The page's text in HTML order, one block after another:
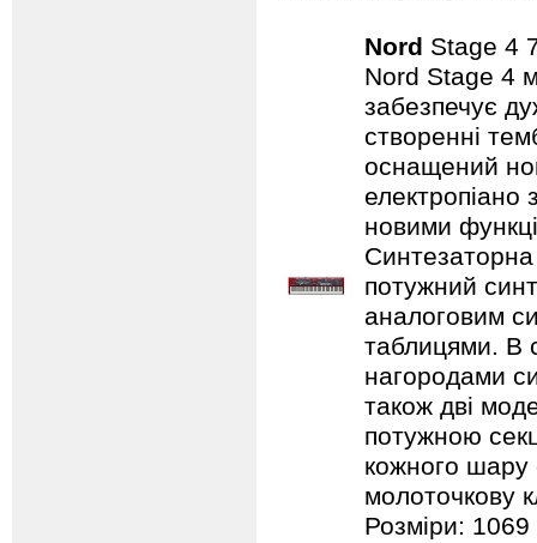
Nord Stage 4
Nord Stage 4
забезпечує
створенні
оснащений
електропіано
новими
потужний
аналоговим
таблицями. В
нагородами
також дві
потужною
кожного шару
молоточкову
Розміри: